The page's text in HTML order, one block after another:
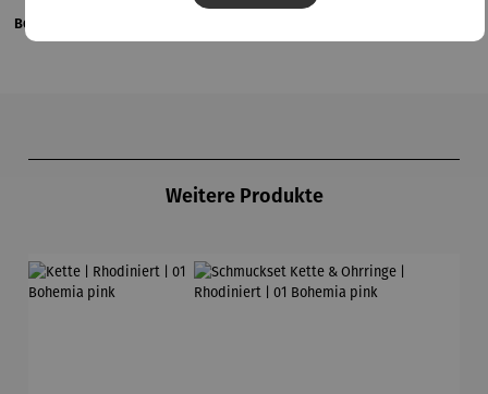
Bewertungen
Weitere Produkte